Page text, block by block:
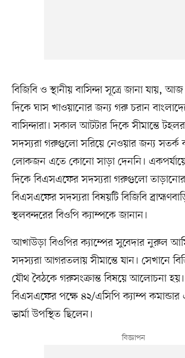
বিজিবি ও স্থানীয় বাসিন্দা সূত্রে জানা যায়,
দিকে ঘাস খাওয়ানোর জন্য গরু চরান
বাসিন্দারা। সকাল আটটার দিকে সীমান্তে
সদস্যরা গরুগুলো সরিয়ে নেওয়ার জন্য সতর্ক
লোকজন এতে কোনো সাড়া দেননি।
দিকে বিএসএফের সদস্যরা গরুগুলো তাড়ানোর
বিএসএফের সদস্যরা বিষয়টি বিজিবি
স্থলবন্দরের বিওপি ক্যাম্পকে জানান।
আখাউড়া বিওপির ক্যাম্পের সুবেদার নুরুল
সদস্যরা আগরতলায় সীমান্তে যান। সেখানে
যৌথ বৈঠকে গরুসংক্রান্ত বিষয়ে আলোচনা
বিএসএফের পক্ষে ৪২/এসিপি ক্যাম্প
ভার্মা উপস্থিত ছিলেন।